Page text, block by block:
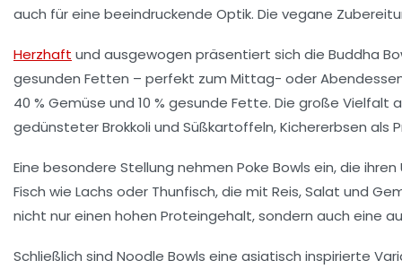
auch für eine beeindruckende Optik. Die vegane
Herzhaft und ausgewogen präsentiert sich die Buddha
gesunden Fetten – perfekt zum Mittag- oder
40 % Gemüse und 10 % gesunde Fette. Die große Vielfalt
gedünsteter Brokkoli und Süßkartoffeln, Kichererbsen
Eine besondere Stellung nehmen Poke Bowls ein, die
Fisch wie Lachs oder Thunfisch, die mit Reis, Salat und
nicht nur einen hohen Proteingehalt, sondern auch eine
Schließlich sind Noodle Bowls eine asiatisch inspirierte